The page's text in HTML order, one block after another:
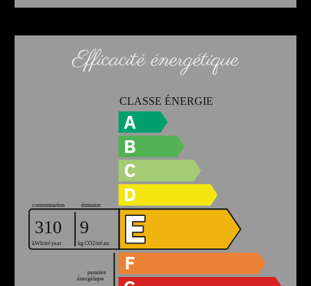
Efficacité énergétique